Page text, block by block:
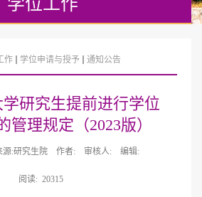
学位工作
作 学位申请与授予 通知公告
研究生提前进行学位
管理规定（2023版）
源:研究生院 作者: 审核人: 编辑:
阅读: 20315